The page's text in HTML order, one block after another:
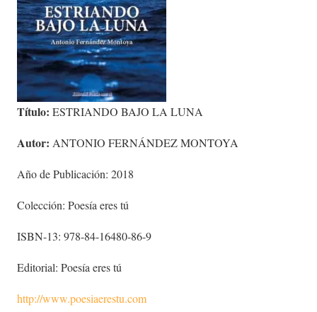
Título: ESTRIANDO BAJO LA LUNA
Autor: ANTONIO FERNÁNDEZ MONTOYA
Año de Publicación: 2018
Colección: Poesía eres tú
ISBN-13: 978-84-16480-86-9
Editorial: Poesía eres tú
http://www.poesiaerestu.com